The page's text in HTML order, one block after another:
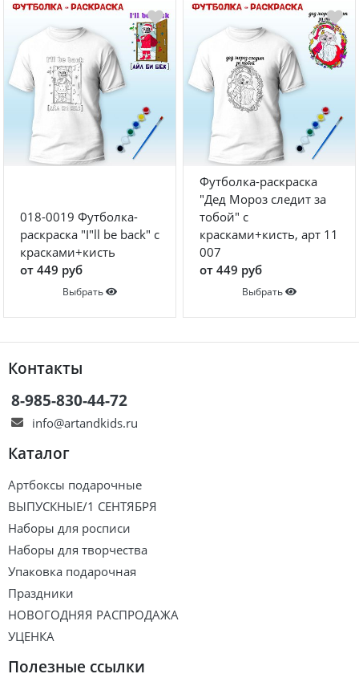
018-0019 Футболка-
раскраска "I"ll be back" с
красками+кисть
от 449 руб
Выбрать
Футболка-раскраска
"Дед Мороз следит за
тобой" с
красками+кисть, арт 11
007
от 449 руб
Выбрать
Контакты
8-985-830-44-72
info@artandkids.ru
Каталог
Артбоксы подарочные
ВЫПУСКНЫЕ/1 СЕНТЯБРЯ
Наборы для росписи
Наборы для творчества
Упаковка подарочная
Праздники
НОВОГОДНЯЯ РАСПРОДАЖА
УЦЕНКА
Полезные ссылки